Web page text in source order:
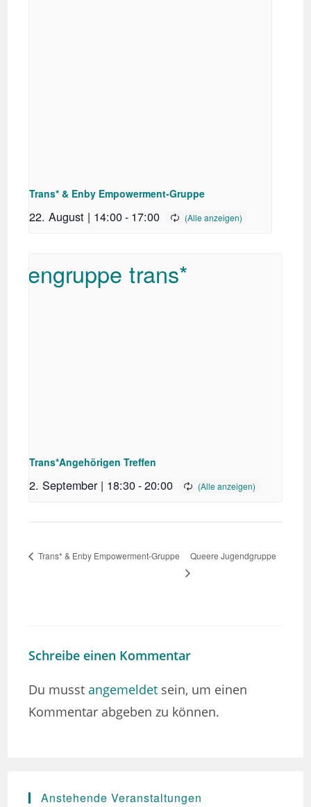
Trans* & Enby Empowerment-Gruppe
22. August | 14:00- 17:00
Trans*Angehörigen Treffen
2. September | 18:30-20:00
Trans* & Enby Empowerment-Gruppe Queere Jugendgruppe
Schreibe einen Kommentar
Du musstangemeldet sein, um einen
Kommentar abgeben zu können.
Anstehende Veranstaltungen